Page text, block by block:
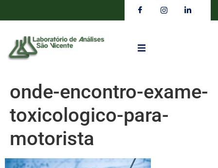
onde-encontro-exame-
toxicologico-para-
motorista